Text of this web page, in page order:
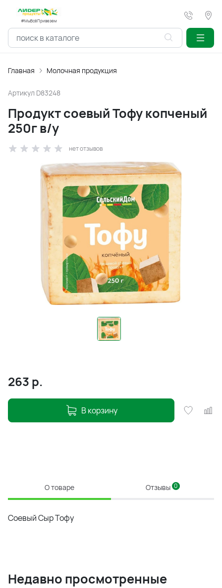
#МыВсёПривезем
Главная Молочная продукция
Артикул D83248
Продукт соевый Тофу копченый
250г в/у
нет отзывов
263 р.
В корзину
О товаре Отзывы 0
Соевый Сыр Тофу
Недавно просмотренные